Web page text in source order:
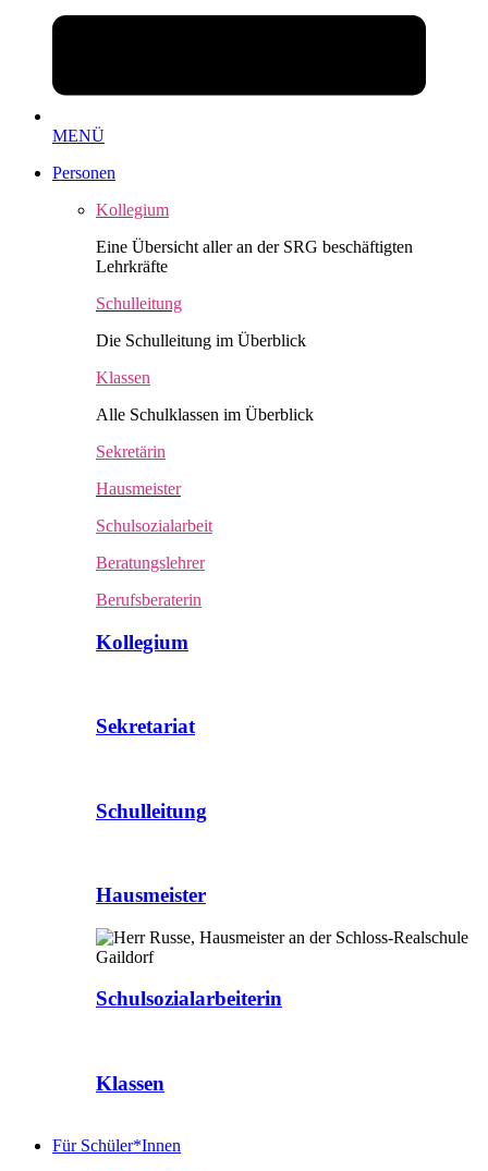
MENÜ
Personen
Kollegium
Eine Übersicht aller an der SRG beschäftigten
Lehrkräfte
Schulleitung
Die Schulleitung im Überblick
Klassen
Alle Schulklassen im Überblick
Sekretärin
Hausmeister
Schulsozialarbeit
Beratungslehrer
Berufsberaterin
Kollegium
Sekretariat
Schulleitung
Hausmeister
Schulsozialarbeiterin
Klassen
Für Schüler*Innen